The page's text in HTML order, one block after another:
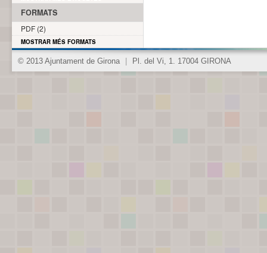
FORMATS
PDF (2)
MOSTRAR MÉS FORMATS
© 2013 Ajuntament de Girona Pl. del Vi, 1. 17004 GIRONA